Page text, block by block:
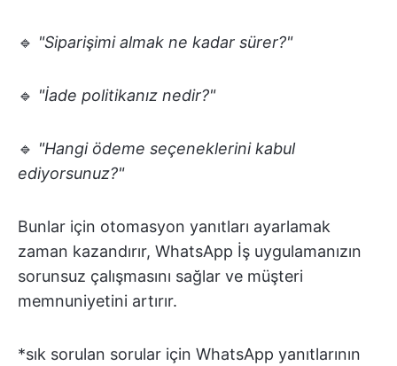
🔹 "Siparişimi almak ne kadar sürer?"
🔹 "İade politikanız nedir?"
🔹 "Hangi ödeme seçeneklerini kabul
ediyorsunuz?"
Bunlar için otomasyon yanıtları ayarlamak
zaman kazandırır, WhatsApp İş uygulamanızın
sorunsuz çalışmasını sağlar ve müşteri
memnuniyetini artırır.
*sık sorulan sorular için WhatsApp yanıtlarının